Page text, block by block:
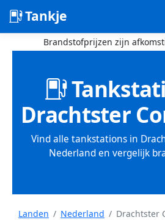
Tankje
Brandstofprijzen zijn
Drachtster
Vind alle tankstations in
Nederland en vergelijk
Landen Nederland Drachtster